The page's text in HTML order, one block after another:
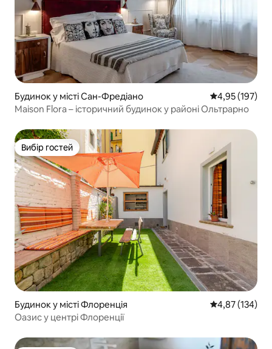
Будинок у місті Сан-Фредіано Середня
4,95 (197)
Maison Flora – історичний будинок у районі Ольтрарно
Вибір гостей
Вибір гостей
Будинок у місті Флоренція Середня
4,87 (134)
Оазис у центрі Флоренції